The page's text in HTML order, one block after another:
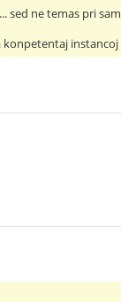
sed ne temas pri
instancoj